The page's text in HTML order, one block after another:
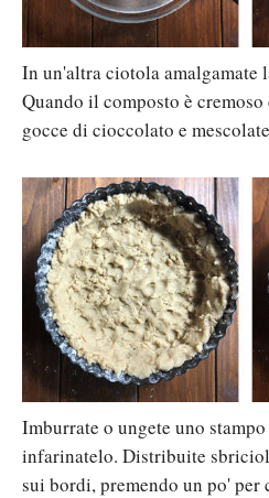
In un'altra ciotola amalgamate
Quando il composto è
gocce di cioccolato e
Imburrate o ungete uno
infarinatelo. Distribuite
sui bordi, premendo un po' per